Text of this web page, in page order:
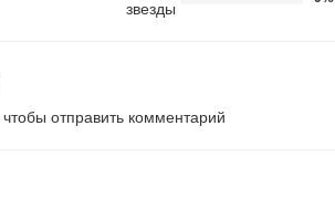
звезды
чтобы отправить комментарий